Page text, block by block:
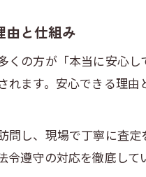
悪質な出張買取
出張買取依頼
無料査定や出張
出張買取で高価
品物の状態や付
由と仕組み
の方が「本当に安心
れます。安心できる理
問し、現場で丁寧に査
遵守の対応を徹底して